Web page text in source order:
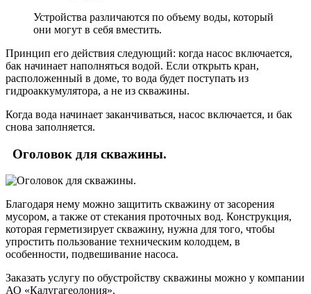
Устройства различаются по объему воды, который
они могут в себя вместить.
Принцип его действия следующий: когда насос включается,
бак начинает наполняться водой. Если открыть кран,
расположенный в доме, то вода будет поступать из
гидроаккумулятора, а не из скважины.
Когда вода начинает заканчиваться, насос включается, и бак
снова заполняется.
Оголовок для скважины.
Благодаря нему можно защитить скважину от засорения
мусором, а также от стекания проточных вод. Конструкция,
которая герметизирует скважину, нужна для того, чтобы
упростить пользование техническим колодцем, в
особенности, подвешивание насоса.
Заказать услугу по обустройству скважины можно у компании
АО «Калугагеолония».